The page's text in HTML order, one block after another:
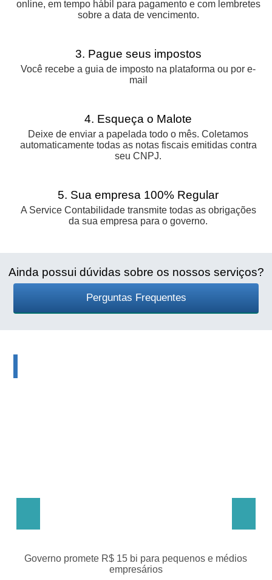
online, em tempo hábil para pagamento e com lembretes
sobre a data de vencimento.
3. Pague seus impostos
Você recebe a guia de imposto na plataforma ou por e-
mail
4. Esqueça o Malote
Deixe de enviar a papelada todo o mês. Coletamos
automaticamente todas as notas fiscais emitidas contra
seu CNPJ.
5. Sua empresa 100% Regular
A Service Contabilidade transmite todas as obrigações
da sua empresa para o governo.
Ainda possui dúvidas sobre os nossos serviços?
Perguntas Frequentes
R$ 15 bi para pequenos e médios
Programa de